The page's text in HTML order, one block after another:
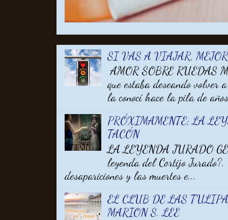
SI VAS A VIAJAR,
AMOR SOBRE RUEDAS
que estaba deseando volver
la conocí hace la pila de
PRÓXIMAMENTE; LA
TACÓN
LA LEYENDA JURADO
leyenda del Cortijo
desapariciones y las muertes e...
EL CLUB DE LAS
MARION S. LEE